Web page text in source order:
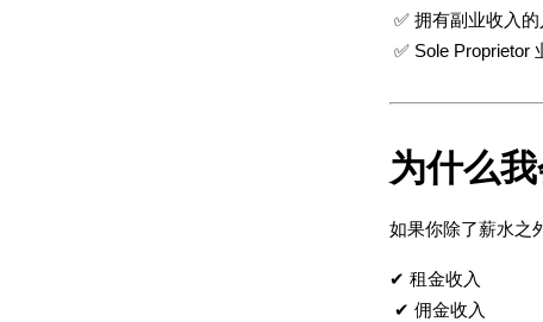
✅ 拥有副业收入
✅ Sole Proprietor
为什么
如果你除了薪水之
✔ 租金收入
✔ 佣金收入